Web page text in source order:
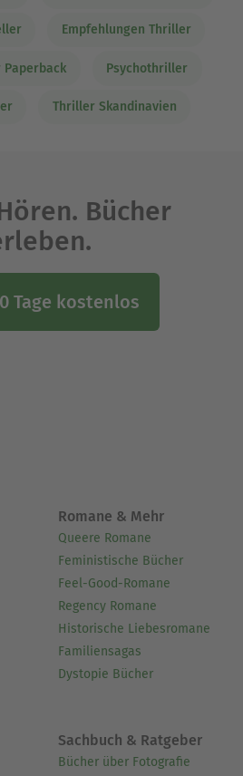
Empfehlungen Thriller
Paperback Psychothriller
Thriller Skandinavien
Bücher
Tage kostenlos
Romane & Mehr
Queere Romane
Feministische Bücher
Feel-Good-Romane
Regency Romane
Historische Liebesromane
Familiensagas
Dystopie Bücher
Sachbuch & Ratgeber
Bücher über Fotografie